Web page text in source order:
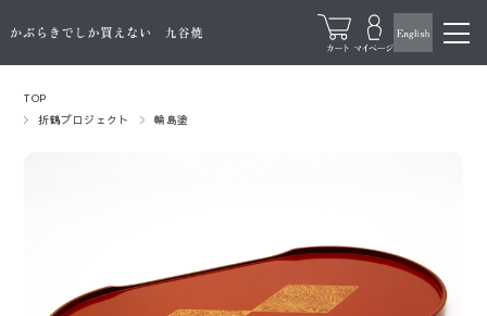
TOP
折鶴プロジェクト
輪島塗